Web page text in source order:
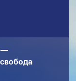
—